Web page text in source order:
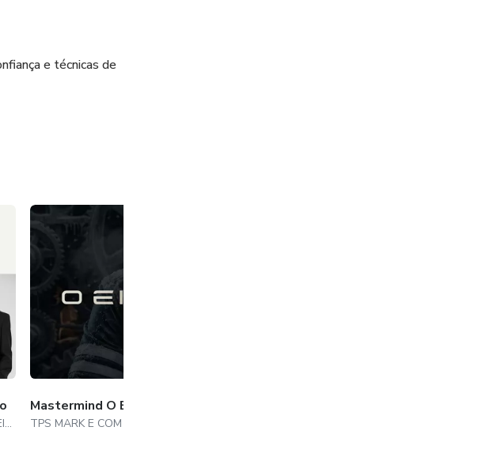
e técnicas de
TPS MARK E COM PROD NAT EIRELI
Mastermind O Eixo